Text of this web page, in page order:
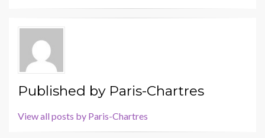
Published by Paris-Chartres
View all posts by Paris-Chartres